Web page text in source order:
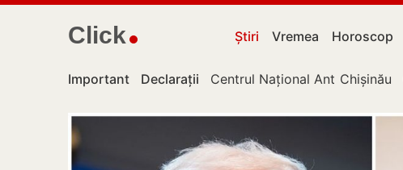
Click Știri Vremea Horoscop
Important Declarații Centrul Național Anticorupție
Chișinău